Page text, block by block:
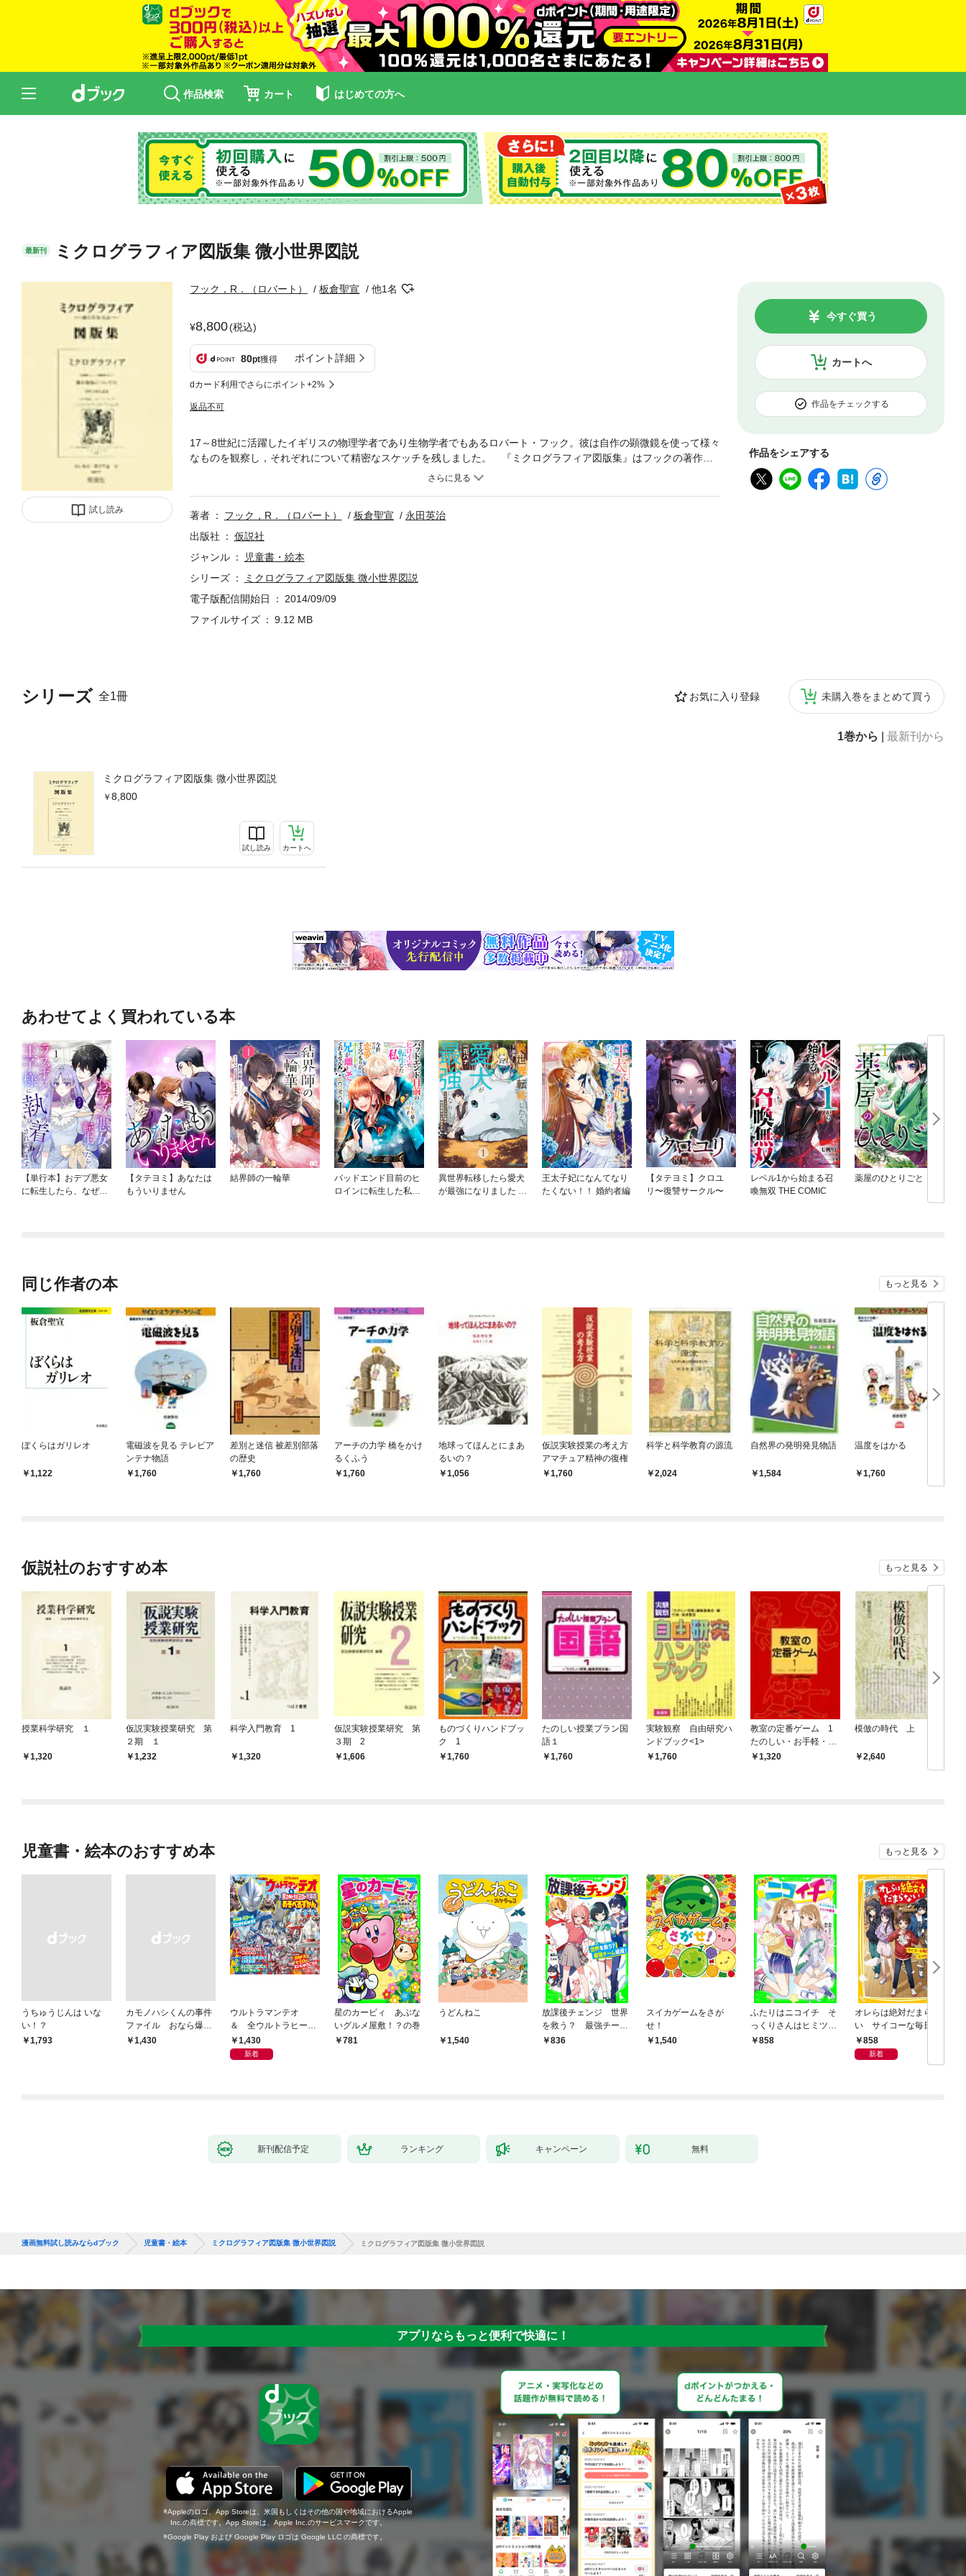
作品検索 カート はじめての方へ
最新刊 ミクログラフィア図版集 微小世界図説
試し読み
フック，R．（ロバート） 板倉聖宣 他1名
8,800(税込)
80pt獲得 ポイント詳細
dカード利用でさらにポイント+2%
返品不可
カートへ
今すぐ買う
作品をチェックする
作品をシェアする
シリーズ 全1冊 お気に入り登録 未購入巻をまとめて買う
1巻から 最新刊から
ミクログラフィア図版集 微小世界図説
8,800
試し読み カートへ
17～8世紀に活躍したイギリスの物理学者であり生物学者でもあるロバート・フック。彼は自作の顕微鏡を使って様々
なものを観察し，それぞれについて精密なスケッチを残しました。 『ミクログラフィア図版集』はフックの著作，
『MICROGRAPHIA』（1665年）に収められた驚異的な精密図版123点を，原寸大で復刻したものです。図の一つ一
著者
フック，R．（ロバート） 板倉聖宣
永田英治
出版社
仮説社
ジャンル
児童書・絵本
シリーズ
ミクログラフィア図版集 微小世界図説
電子版配信開始日
2014/09/09
ファイルサイズ
9.12 MB
あわせてよく買われている本
【単行本】おデブ悪女
に転生したら、なぜか
【タテヨミ】あなたは
もういりません
結界師の一輪華
バッドエンド目前のヒ
ロインに転生した私、
異世界転移したら愛犬
が最強になりました ～
王太子妃になんてなり
たくない！！ 婚約者編
【タテヨミ】クロユ
リ〜復讐サークル〜
レベル1から始まる召
喚無双 THE COMIC
薬屋のひとりごと
同じ作者の本 もっと見る
ぼくらはガリレオ
1,122
電磁波を見る テレビア
ンテナ物語
1,760
差別と迷信 被差別部落
の歴史
1,760
アーチの力学 橋をかけ
るくふう
1,760
地球ってほんとにまあ
るいの？
1,056
仮説実験授業の考え方
アマチュア精神の復権
1,760
科学と科学教育の源流
2,024
自然界の発明発見物語
1,584
温度をはかる
1,760
仮説社のおすすめ本 もっと見る
授業科学研究 １
1,320
仮説実験授業研究 第
２期 １
1,232
科学入門教育 1
1,320
仮説実験授業研究 第
３期 2
1,606
ものづくりハンドブッ
ク 1
1,760
たのしい授業プラン国
語１
1,760
実験観察 自由研究ハ
ンドブック<1>
1,760
教室の定番ゲーム 1
たのしい・お手軽・い
～フンイキ
1,320
模倣の時代 上
2,640
児童書・絵本のおすすめ本 もっと見る
うちゅうじんは いな
い！？
￥1,793
カモノハシくんの事件
ファイル おなら爆
弾！ 危機イッパツ編
￥1,430
ウルトラマンテオ
＆ 全ウルトラヒーロ
ー大集合 あそべるず
かん
1,430
新着
星のカービィ あぶな
いグルメ屋敷！？の巻
781
うどんねこ
1,540
放課後チェンジ 世界
を救う？ 最強チーム
結成！
836
スイカゲームをさが
せ！
1,540
ふたりはニコイチ そ
っくりさんはヒミツの
親友858
オレらは絶対だまらな
い サイコーな毎日を
とりもどせっ！
858
新着
新刊配信予定 ランキング キャンペーン 無料
漫画無料試し読みならdブック 児童書・絵本 ミクログラフィア図版集 微小世界図説 ミクログラフィア図版集 微小世界図説
アプリならもっと便利で快適に！
Appleのロゴ、App Storeは、米国もしくはその他の国や地域におけるApple
Inc.の商標です。App Storeは、Apple Inc.のサービスマークです。
Google Play および Google Play ロゴは Google LLC の商標です。